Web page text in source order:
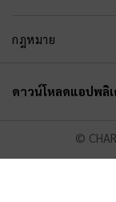
กฎหมาย
ดาวน์โหลดแอปพลิ
©